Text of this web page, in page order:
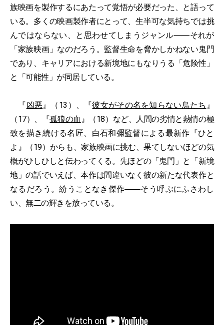
族映画を製作するにあたって覚悟が必要だった、と語って
いる。多くの映画製作者にとって、生半可な気持ちでは挑
んではならない、と思わせてしまうジャンル――それが
「家族映画」なのだろう。監督生命を脅かしかねない鬼門
であり、キャリアにおける新境地にもなりうる「危険性」
と「可能性」が同居している。
『凶悪』（13）、『彼女がその名を知らない鳥たち 』
（17）、『孤狼の血 』（18）など、人間の劣情と熱情の極
致を描き続ける名匠、白石和彌監督による最新作『ひと
よ』（19）からも、家族映画に挑む、果てしないほどの気
概がひしひしと伝わってくる。先ほどの「鬼門」と「新境
地」の話でいえば、本作は間違いなく彼の新たな代表作と
なるだろう。紛うことなき傑作――そう呼ぶにふさわし
い、無二の輝きを放っている。